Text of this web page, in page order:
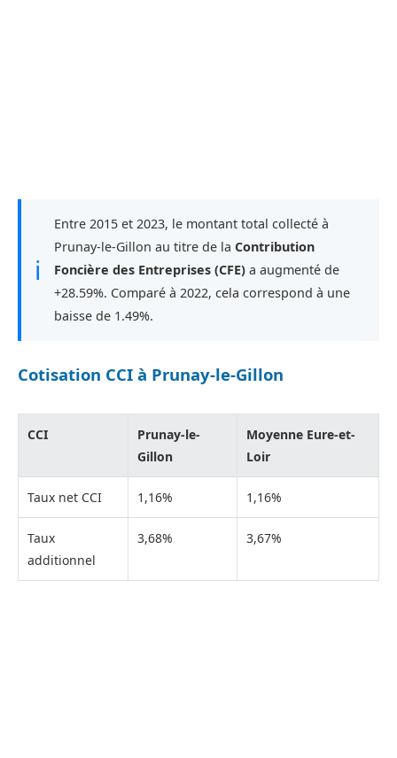
ℹ
Entre 2015 et 2023, le montant total collecté à
Prunay-le-Gillon au titre de la Contribution
Foncière des Entreprises (CFE) a augmenté de
+28.59%. Comparé à 2022, cela correspond à une
baisse de 1.49%.
Cotisation CCI à Prunay-le-Gillon
CCI
Prunay-le-
Gillon
Moyenne Eure-et-
Loir
Taux net CCI 1,16% 1,16%
Taux
additionnel
3,68% 3,67%